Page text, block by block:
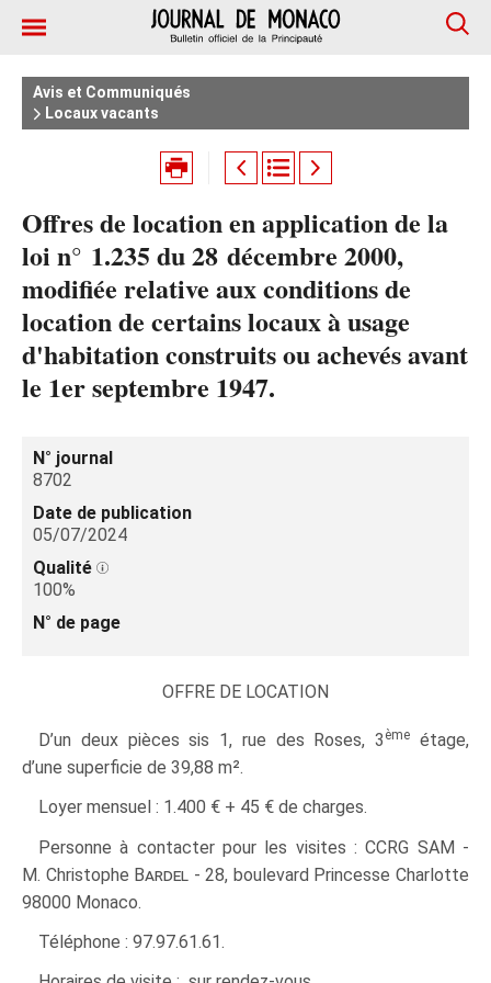
Avis et Communiqués
Locaux vacants
Offres de location en application de la
loi n° 1.235 du 28 décembre 2000,
modifiée relative aux conditions de
location de certains locaux à usage
d'habitation construits ou achevés avant
le 1er septembre 1947.
N° journal
8702
Date de publication
05/07/2024
Qualité
100%
N° de page
OFFRE DE LOCATION
D’un deux pièces sis 1, rue des Roses, 3 ème
étage,
d’une superficie de 39,88 m².
Loyer mensuel : 1.400 € + 45 € de charges.
Personne à contacter pour les visites : CCRG SAM -
M. Christophe Bardel - 28, boulevard Princesse Charlotte
98000 Monaco.
Téléphone : 97.97.61.61.